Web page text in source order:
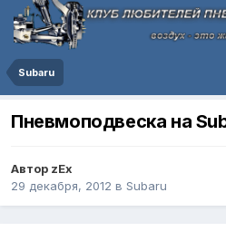
Subaru
Пневмоподвеска на
Автор zEx
29 декабря, 2012 в Subaru